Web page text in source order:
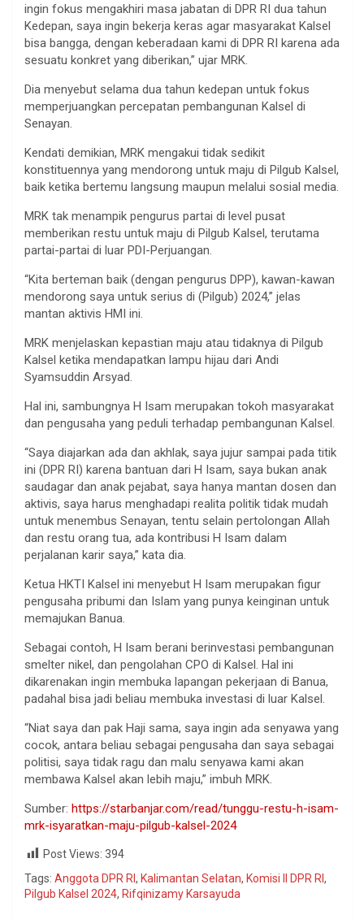
ingin fokus mengakhiri masa jabatan di DPR RI dua tahun
Kedepan, saya ingin bekerja keras agar masyarakat Kalsel
bisa bangga, dengan keberadaan kami di DPR RI karena ada
sesuatu konkret yang diberikan,” ujar MRK.
Dia menyebut selama dua tahun kedepan untuk fokus
memperjuangkan percepatan pembangunan Kalsel di
Senayan.
Kendati demikian, MRK mengakui tidak sedikit
konstituennya yang mendorong untuk maju di Pilgub Kalsel,
baik ketika bertemu langsung maupun melalui sosial media.
MRK tak menampik pengurus partai di level pusat
memberikan restu untuk maju di Pilgub Kalsel, terutama
partai-partai di luar PDI-Perjuangan.
“Kita berteman baik (dengan pengurus DPP), kawan-kawan
mendorong saya untuk serius di (Pilgub) 2024,” jelas
mantan aktivis HMI ini.
MRK menjelaskan kepastian maju atau tidaknya di Pilgub
Kalsel ketika mendapatkan lampu hijau dari Andi
Syamsuddin Arsyad.
Hal ini, sambungnya H Isam merupakan tokoh masyarakat
dan pengusaha yang peduli terhadap pembangunan Kalsel.
“Saya diajarkan ada dan akhlak, saya jujur sampai pada titik
ini (DPR RI) karena bantuan dari H Isam, saya bukan anak
saudagar dan anak pejabat, saya hanya mantan dosen dan
aktivis, saya harus menghadapi realita politik tidak mudah
untuk menembus Senayan, tentu selain pertolongan Allah
dan restu orang tua, ada kontribusi H Isam dalam
perjalanan karir saya,” kata dia.
Ketua HKTI Kalsel ini menyebut H Isam merupakan figur
pengusaha pribumi dan Islam yang punya keinginan untuk
memajukan Banua.
Sebagai contoh, H Isam berani berinvestasi pembangunan
smelter nikel, dan pengolahan CPO di Kalsel. Hal ini
dikarenakan ingin membuka lapangan pekerjaan di Banua,
padahal bisa jadi beliau membuka investasi di luar Kalsel.
“Niat saya dan pak Haji sama, saya ingin ada senyawa yang
cocok, antara beliau sebagai pengusaha dan saya sebagai
politisi, saya tidak ragu dan malu senyawa kami akan
membawa Kalsel akan lebih maju,” imbuh MRK.
Sumber: https://starbanjar.com/read/tunggu-restu-h-isam-
mrk-isyaratkan-maju-pilgub-kalsel-2024
Post Views: 394
Tags: Anggota DPR RI , Kalimantan Selatan, Komisi II DPR RI ,
Pilgub Kalsel 2024, Rifqinizamy Karsayuda